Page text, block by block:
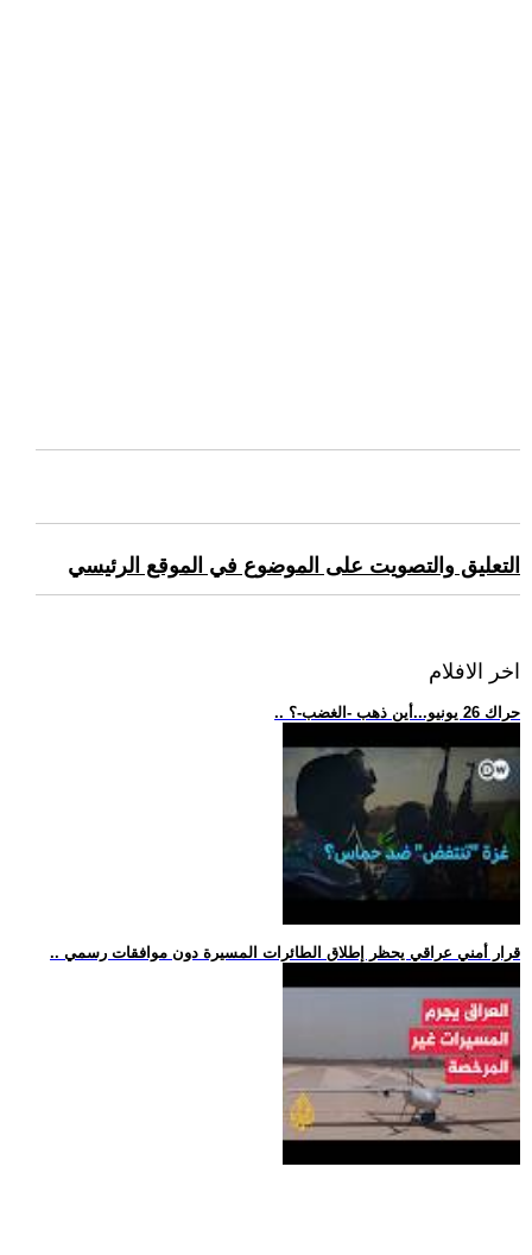
التعليق والتصويت على الموضوع في الموقع الرئيسي
اخر الافلام
.. حراك 26 يونيو...أين ذهب -الغضب-؟
.. قرار أمني عراقي يحظر إطلاق الطائرات المسيرة دون موافقات رسمي